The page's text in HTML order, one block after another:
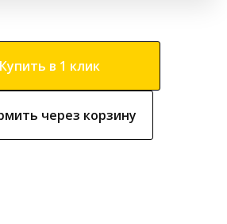
Купить в 1 клик
через корзину